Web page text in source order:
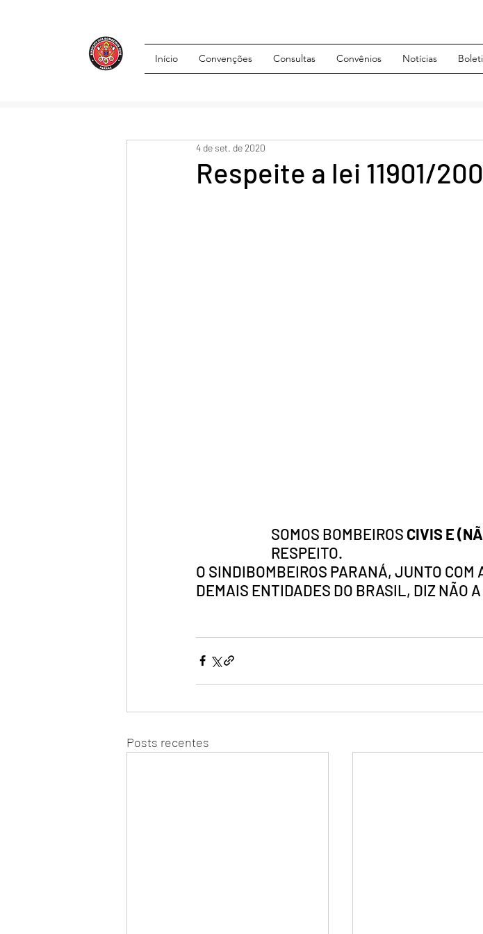
Início Convenções Consultas Convênios Notícias
Respeite a lei 11901/
4 de set. de 2020
SOMOS BOMBEIROS CIVIS E
RESPEITO.
O SINDIBOMBEIROS PARANÁ, JUNTO COM
DEMAIS ENTIDADES DO BRASIL, DIZ NÃO
Posts recentes